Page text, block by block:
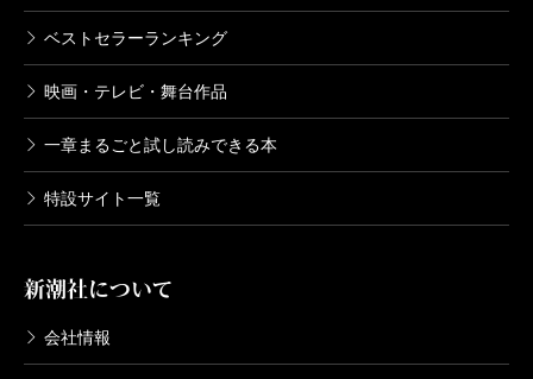
ベストセラーランキング
映画・テレビ・舞台作品
一章まるごと試し読みできる本
特設サイト一覧
新潮社について
会社情報